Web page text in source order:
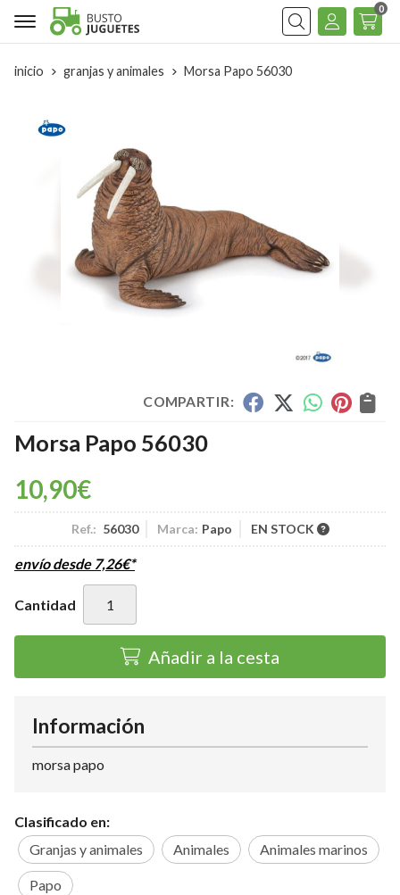
Buscar
0
inicio granjas y animales Morsa Papo 56030
COMPARTIR:
Morsa Papo 56030
10,90€
Ref.: 56030 Marca: Papo EN STOCK
envío desde 7,26€*
Cantidad
Añadir a la cesta
Información
morsa papo
Clasificado en:
Granjas y animales
Animales Animales marinos
Papo